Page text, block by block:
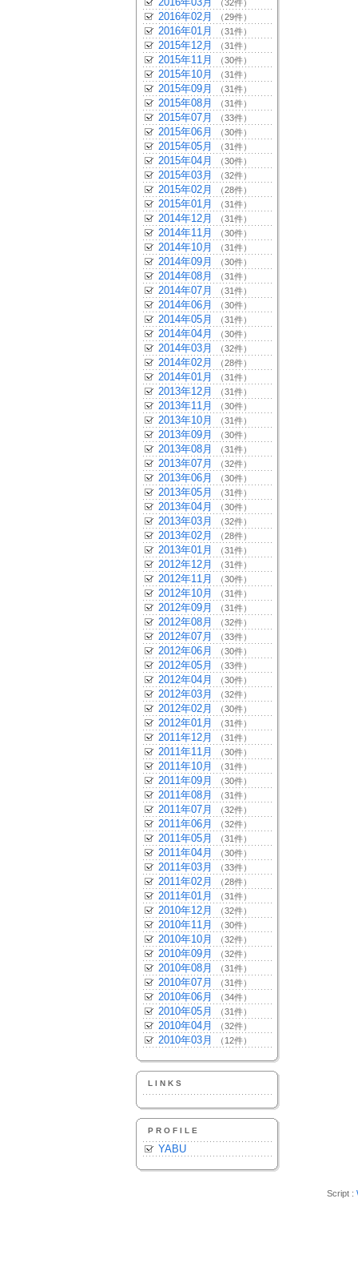
（32件）
2016年02月 （29件）
2016年01月 （31件）
2015年12月 （31件）
2015年11月 （30件）
2015年10月 （31件）
2015年09月 （31件）
2015年08月 （31件）
2015年07月 （33件）
2015年06月 （30件）
2015年05月 （31件）
2015年04月 （30件）
2015年03月 （32件）
2015年02月 （28件）
2015年01月 （31件）
2014年12月 （31件）
2014年11月 （30件）
2014年10月 （31件）
2014年09月 （30件）
2014年08月 （31件）
2014年07月 （31件）
2014年06月 （30件）
2014年05月 （31件）
2014年04月 （30件）
2014年03月 （32件）
2014年02月 （28件）
2014年01月 （31件）
2013年12月 （31件）
2013年11月 （30件）
2013年10月 （31件）
2013年09月 （30件）
2013年08月 （31件）
2013年07月 （32件）
2013年06月 （30件）
2013年05月 （31件）
2013年04月 （30件）
2013年03月 （32件）
2013年02月 （28件）
2013年01月 （31件）
2012年12月 （31件）
2012年11月 （30件）
2012年10月 （31件）
2012年09月 （31件）
2012年08月 （32件）
2012年07月 （33件）
2012年06月 （30件）
2012年05月 （33件）
2012年04月 （30件）
2012年03月 （32件）
2012年02月 （30件）
2012年01月 （31件）
2011年12月 （31件）
2011年11月 （30件）
2011年10月 （31件）
2011年09月 （30件）
2011年08月 （31件）
2011年07月 （32件）
2011年06月 （32件）
2011年05月 （31件）
2011年04月 （30件）
2011年03月 （33件）
2011年02月 （28件）
2011年01月 （31件）
2010年12月 （32件）
2010年11月 （30件）
2010年10月 （32件）
2010年09月 （32件）
2010年08月 （31件）
2010年07月 （31件）
2010年06月 （34件）
2010年05月 （31件）
2010年04月 （32件）
2010年03月 （12件）
LINKS
PROFILE
YABU
Script :